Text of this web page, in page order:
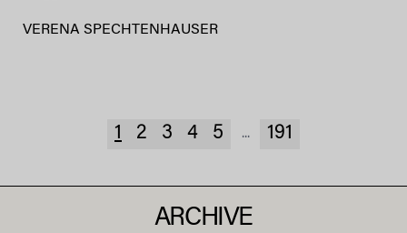
VERENA SPECHTENHAUSER
1 2 3 4 5 ... 191
ARCHIVE